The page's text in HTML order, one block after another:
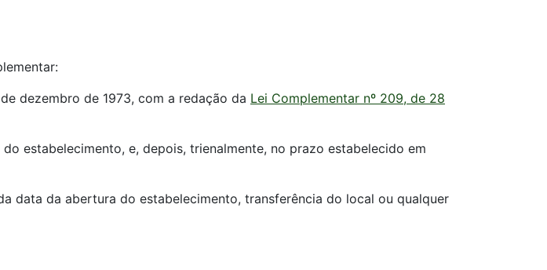
dezembro de 1973, com a redação da Lei Complementar nº 209, de 28
estabelecimento, e, depois, trienalmente, no prazo estabelecido em
data da abertura do estabelecimento, transferência do local ou qualquer